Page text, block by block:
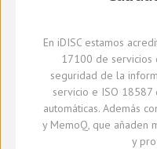
En iDISC estamos
17100 de servicios
seguridad de la
servicio e ISO 18587
automáticas. Además
y MemoQ , que añaden
y